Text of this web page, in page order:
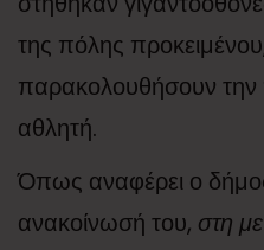
της πόλης
παρακολουθήσουν
αθλητή.
Όπως αναφέρει ο
ανακοίνωσή του, στη